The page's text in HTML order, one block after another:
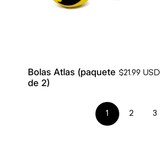
Bolas Atlas (paquete
de 2)
$21.99 USD
1 2 3